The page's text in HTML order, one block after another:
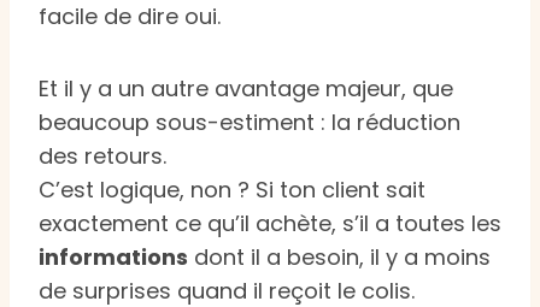
facile de dire oui.
Et il y a un autre avantage majeur, que
beaucoup sous-estiment : la réduction
des retours.
C’est logique, non ? Si ton client sait
exactement ce qu’il achète, s’il a toutes les
informations dont il a besoin, il y a moins
de surprises quand il reçoit le colis.